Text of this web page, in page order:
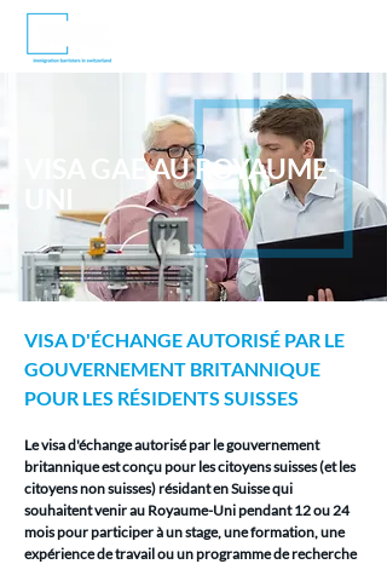
VISA GAE AU ROYAUME-
VISA D'ÉCHANGE AUTORISÉ PAR LE
GOUVERNEMENT BRITANNIQUE
POUR LES RÉSIDENTS SUISSES
Le visa d'échange autorisé par le gouvernement
britannique est conçu pour les citoyens suisses (et les
citoyens non suisses) résidant en Suisse qui
souhaitent venir au Royaume-Uni pendant 12 ou 24
mois pour participer à un stage, une formation, une
expérience de travail ou un programme de recherche